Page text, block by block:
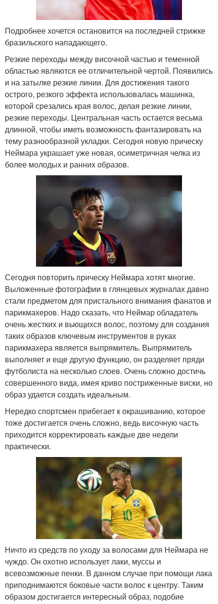
Подробнее хочется остановится на последней стрижке
бразильского нападающего.
Резкие переходы между височной частью и теменной
областью являются ее отличительной чертой. Появились
и на затылке резкие линии. Для достижения такого
острого, резкого эффекта использовалась машинка,
которой срезались края волос, делая резкие линии,
резкие переходы. Центральная часть остается весьма
длинной, чтобы иметь возможность фантазировать на
тему разнообразной укладки. Сегодня новую прическу
Неймара украшает уже новая, осиметричная челка из
более молодых и ранних образов.
Сегодня повторить прическу Неймара хотят многие.
Выложенные фотографии в глянцевых журналах давно
стали предметом для пристального внимания фанатов и
парикмахеров. Надо сказать, что Неймар обладатель
очень жестких и вьющихся волос, поэтому для создания
таких образов ключевым инструментов в руках
парикмахера является выпрямитель. Выпрямитель
выполняет и еще другую функцию, он разделяет пряди
футболиста на несколько слоев. Очень сложно достичь
совершенного вида, имея криво постриженные виски, но
образ удается создать идеальным.
Нередко спортсмен прибегает к окрашиванию, которое
тоже достигается очень сложно, ведь височную часть
приходится корректировать каждые две недели
практически.
Ничто из средств по уходу за волосами для Неймара не
чуждо. Он охотно использует лаки, муссы и
всевозможные пенки. В данном случае при помощи лака
приподнимаются боковые части волос к центру. Таким
образом достигается интересный образ, подобие